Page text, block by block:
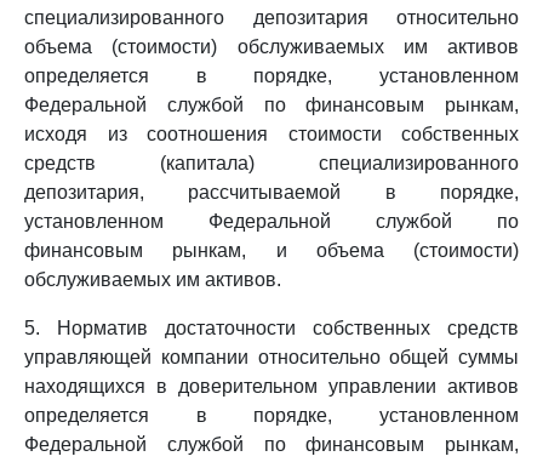
специализированного депозитария относительно
объема (стоимости) обслуживаемых им активов
определяется в порядке, установленном
Федеральной службой по финансовым рынкам,
исходя из соотношения стоимости собственных
средств (капитала) специализированного
депозитария, рассчитываемой в порядке,
установленном Федеральной службой по
финансовым рынкам, и объема (стоимости)
обслуживаемых им активов.
5. Норматив достаточности собственных средств
управляющей компании относительно общей суммы
находящихся в доверительном управлении активов
определяется в порядке, установленном
Федеральной службой по финансовым рынкам,